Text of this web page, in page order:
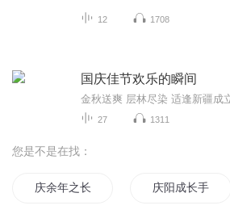
12 1708
国庆佳节欢乐的瞬间
27 1311
您是不是在找：
庆余年之长歌行 庆阳成长手札